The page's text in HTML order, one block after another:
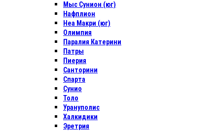
Мыс Сунион (юг)
Нафплион
Неа Макри (юг)
Олимпия
Паралия Катерини
Патры
Пиерия
Санторини
Спарта
Сунио
Толо
Урануполис
Халкидики
Эретрия